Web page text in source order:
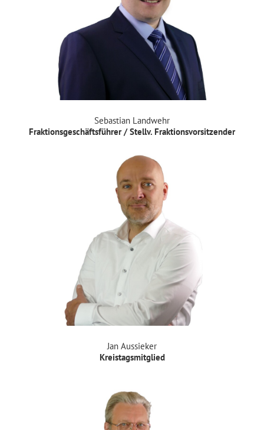
Sebastian Landwehr
Fraktionsgeschäftsführer / Stellv. Fraktionsvorsitzender
Jan Aussieker
Kreistagsmitglied